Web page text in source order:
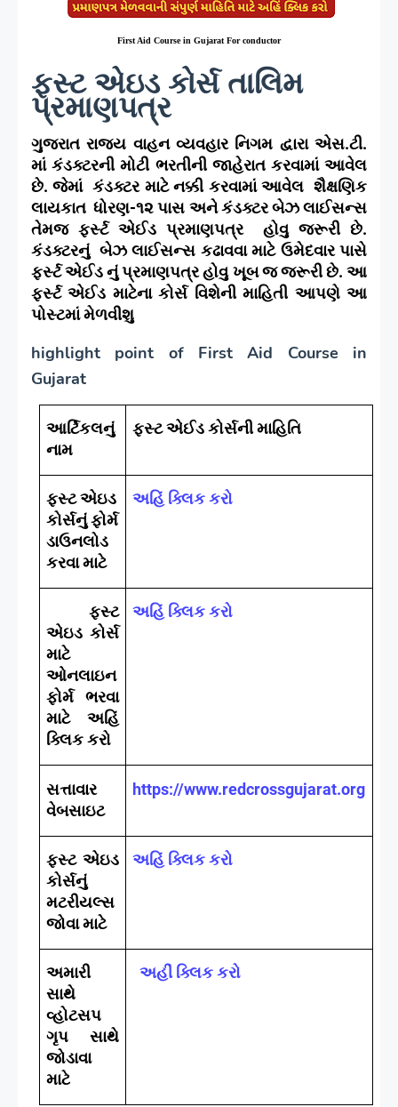
First Aid Course in Gujarat For conductor
ફસ્ટ એઇડ કોર્સ તાલિમ
પ્રમાણપત્ર
ગુજરાત રાજ્ય વાહન વ્યવહાર નિગમ દ્વારા એસ.ટી.
માં કંડક્ટરની મોટી ભરતીની જાહેરાત કરવામાં આવેલ
છે. જેમાં કંડક્ટર માટે નક્કી કરવામાં આવેલ શૈક્ષણિક
લાયકાત ધોરણ-૧૨ પાસ અને કંડક્ટર બેઝ લાઈસન્સ
તેમજ ફર્સ્ટ એઈડ પ્રમાણપત્ર
હોવુ જરૂરી છે.
કંડક્ટરનું બેઝ લાઈસન્સ કઢાવવા માટે ઉમેદવાર પાસે
ફર્સ્ટ એઈડ નું પ્રમાણપત્ર હોવુ ખૂબ જ જરૂરી છે. આ
ફર્સ્ટ એઈડ માટેના કોર્સ વિશેની માહિતી આપણે આ
પોસ્ટમાં મેળવીશુ
highlight point of First Aid Course in
Gujarat
આર્ટિકલનું
નામ
ફસ્ટ એઈડ કોર્સની માહિતિ
ફસ્ટ એઇડ
કોર્સનું ફોર્મ
ડાઉનલોડ
કરવા માટે
અહિં ક્લિક કરો
ફસ્ટ
એઇડ કોર્સ
માટે
ઓનલાઇન
ફોર્મ ભરવા
માટે અહિં
ક્લિક કરો
અહિં ક્લિક કરો
સત્તાવાર
વેબસાઇટ
https://www.redcrossgujarat.org
ફસ્ટ એઇડ
કોર્સનું
મટરીયલ્સ
જોવા માટે
અહિં ક્લિક કરો
અમારી
સાથે
વ્હોટસપ
ગૃપ સાથે
જોડાવા
માટે
અહીં ક્લિક કરો